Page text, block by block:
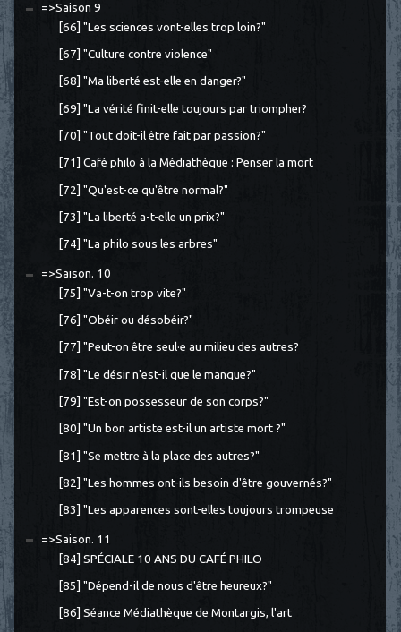
=>Saison 9
[66] "Les sciences vont-elles trop loin?"
[67] "Culture contre violence"
[68] "Ma liberté est-elle en danger?"
[69] "La vérité finit-elle toujours par triompher?
[70] "Tout doit-il être fait par passion?"
[71] Café philo à la Médiathèque : Penser la mort
[72] "Qu'est-ce qu'être normal?"
[73] "La liberté a-t-elle un prix?"
[74] "La philo sous les arbres"
=>Saison. 10
[75] "Va-t-on trop vite?"
[76] "Obéir ou désobéir?"
[77] "Peut-on être seul·e au milieu des autres?
[78] "Le désir n'est-il que le manque?"
[79] "Est-on possesseur de son corps?"
[80] "Un bon artiste est-il un artiste mort ?"
[81] "Se mettre à la place des autres?"
[82] "Les hommes ont-ils besoin d'être gouvernés?"
[83] "Les apparences sont-elles toujours trompeuse
=>Saison. 11
[84] SPÉCIALE 10 ANS DU CAFÉ PHILO
[85] "Dépend-il de nous d'être heureux?"
[86] Séance Médiathèque de Montargis, l'art